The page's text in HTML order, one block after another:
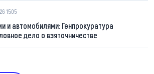
15:05
и автомобилями: Генпрокуратура
дело о взяточничестве